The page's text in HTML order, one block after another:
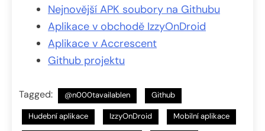
Nejnovější APK soubory na Githubu
Aplikace v obchodě IzzyOnDroid
Aplikace v Accrescent
Github projektu
Tagged: @n000tavailablen Github
Hudební aplikace IzzyOnDroid Mobilní aplikace